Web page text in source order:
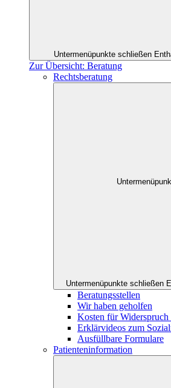
Untermenüpunkte schließen
Zur Übersicht: Beratung
Rechtsberatung
Untermenüpunkte schließen
Beratungsstellen
Wir haben geholfen
Kosten für
Erklärvideos zum
Ausfüllbare Formulare
Patienteninformation